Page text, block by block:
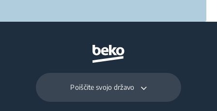
Poiščite svojo državo